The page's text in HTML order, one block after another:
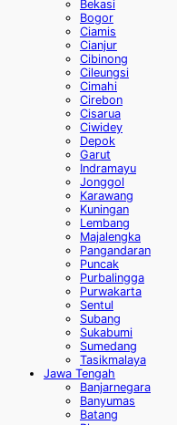
Bekasi
Bogor
Ciamis
Cianjur
Cibinong
Cileungsi
Cimahi
Cirebon
Cisarua
Ciwidey
Depok
Garut
Indramayu
Jonggol
Karawang
Kuningan
Lembang
Majalengka
Pangandaran
Puncak
Purbalingga
Purwakarta
Sentul
Subang
Sukabumi
Sumedang
Tasikmalaya
Jawa Tengah
Banjarnegara
Banyumas
Batang